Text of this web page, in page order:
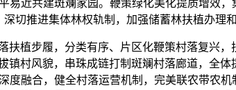
近共建斑斓家园。鞭策绿化美化提质增效
切推进集体林权轨制，加强储蓄林扶植办理
植步履，分类有序、片区化鞭策村落复兴
村风貌，串珠成链打制斑斓村落廊道，全
融合，健全村落运营机制，完美联农带农